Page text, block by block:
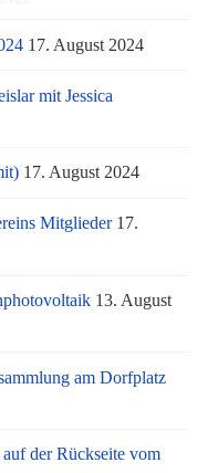
17. August 2024
mit Jessica
17. August 2024
Mitglieder 17.
13. August
am Dorfplatz
auf der Rückseite vom